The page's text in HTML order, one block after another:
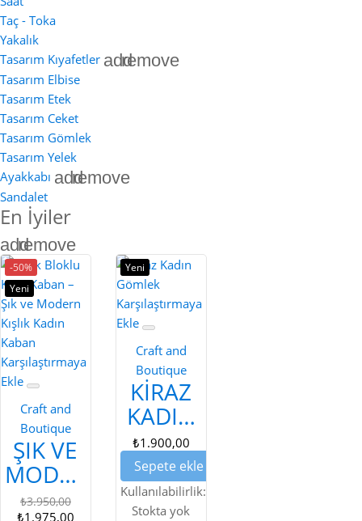
Taç - Toka
Yakalık
Tasarım Kıyafetler addremove
Tasarım Elbise
Tasarım Etek
Tasarım Ceket
Tasarım Gömlek
Tasarım Yelek
Ayakkabı addremove
Sandalet
En İyiler
addremove
-50%
Yeni
Karşılaştırmaya
Ekle
Craft and
Boutique
ŞIK VE
MODERN
RENK
₺3.950,00
₺1.975,00
Yeni
Karşılaştırmaya
Ekle
Craft and
Boutique
KIRAZ
KADIN
GÖMLEK
₺1.900,00
Sepete ekle
Kullanılabilirlik:
Stokta yok